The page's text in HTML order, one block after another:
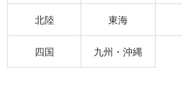
北陸 東海
四国 九州・沖縄